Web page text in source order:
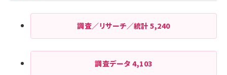
調査／リサーチ／統計5,240
調査データ4,103